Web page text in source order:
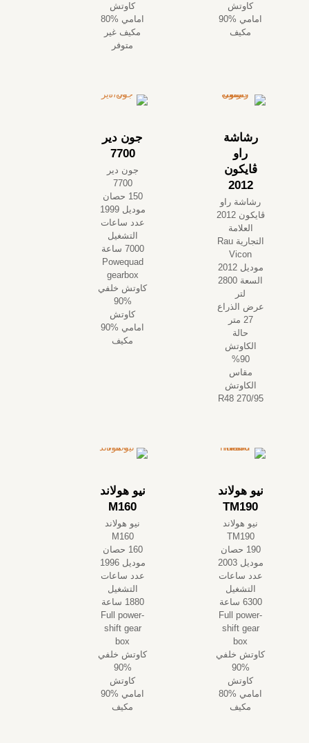
كاوتش
امامي %90
مكيف
كاوتش
امامي %80
مكيف غير
متوفر
رشاشة
راو
ڤايكون
2012
رشاشة راو
ڤايكون 2012
العلامة
التجارية Rau
Vicon
موديل 2012
السعة 2800
لتر
عرض الذراع
27 متر
حالة
الكاوتش
90%
مقاس
الكاوتش
270/95 R48
جون دير
7700
جون دير
7700
150 حصان
موديل 1999
عدد ساعات
التشغيل
7000 ساعة
Powequad
gearbox
كاوتش خلفي
%90
كاوتش
امامي %90
مكيف
نيو هولاند
TM190
نيو هولاند
TM190
190 حصان
موديل 2003
عدد ساعات
التشغيل
6300 ساعة
Full power-
shift gear
box
كاوتش خلفي
%90
كاوتش
امامي %80
مكيف
نيو هولاند
M160
نيو هولاند
M160
160 حصان
موديل 1996
عدد ساعات
التشغيل
1880 ساعة
Full power-
shift gear
box
كاوتش خلفي
%90
كاوتش
امامي %90
مكيف